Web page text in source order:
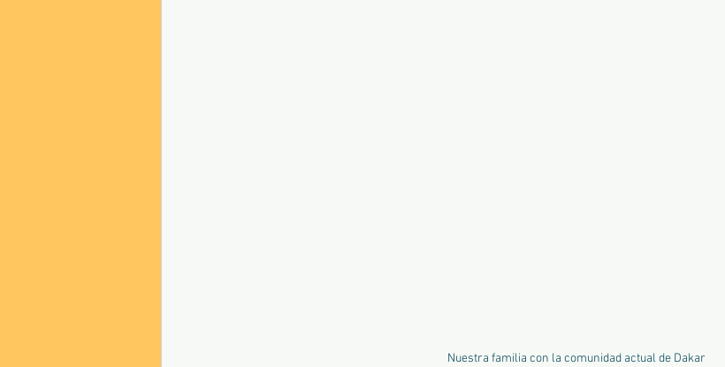
Nuestra familia con la comunidad actual de Dakar